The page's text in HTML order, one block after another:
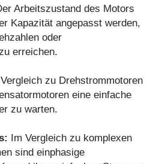
Arbeitszustand des Motors
Kapazität angepasst werden,
oder
erreichen.
zu Drehstrommotoren
eine einfache
zu warten.
Im Vergleich zu komplexen
sind einphasige